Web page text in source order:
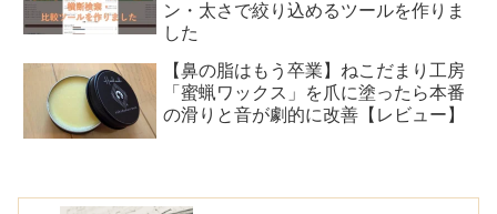
ン・太さで絞り込めるツールを作りま
した
【鼻の脂はもう卒業】ねこだまり工房
「蜜蝋ワックス」を爪に塗ったら本番
の滑りと音が劇的に改善【レビュー】